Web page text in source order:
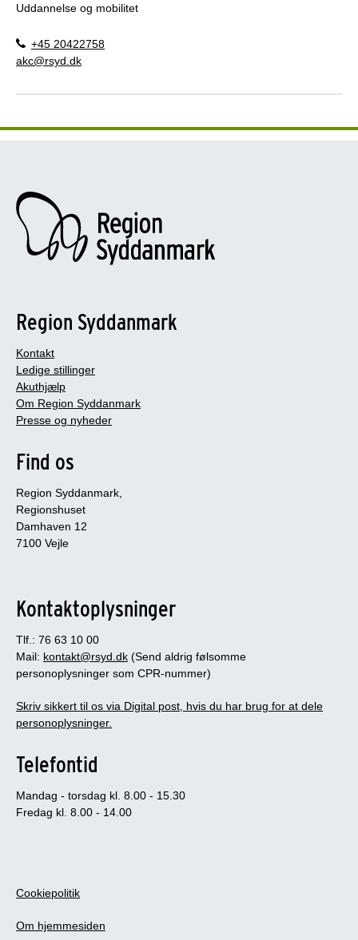
Uddannelse og mobilitet
+45 20422758
akc@rsyd.dk
Region Syddanmark
Kontakt
Ledige stillinger
Akuthjælp
Om Region Syddanmark
Presse og nyheder
Find os
Region Syddanmark,
Regionshuset
Damhaven 12
7100 Vejle
Kontaktoplysninger
Tlf.: 76 63 10 00
Mail: kontakt@rsyd.dk (Send aldrig følsomme
personoplysninger som CPR-nummer)
Skriv sikkert til os via Digital post, hvis du har brug for at dele
personoplysninger.
Telefontid
Mandag - torsdag kl. 8.00 - 15.30
Fredag kl. 8.00 - 14.00
Cookiepolitik
Om hjemmesiden